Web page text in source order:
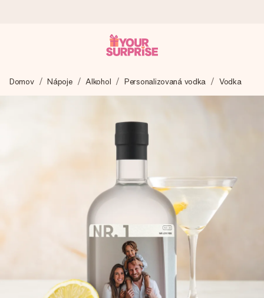
Váš dárek vytvoříme s láskou a bleskově odešleme –
abyste ho mohli darovat právě v tu správnou chvíli, kdy na
4,8 (na základě +15 000 recenzí)
Naše dárky inspirují. Zákazníci nás na Google Reviews
Přáníčko zdarma
Vytvořte něco jedinečného během několika kroků – s jejím
jménem, vaší fotografií nebo vzkazem, který doopravdy
zahřeje u srdce. Žádné zbytečné složitosti, jen spousta
lásky pro daný okamžik.
Domov Nápoje Alkohol Personalizovaná vodka Vodka